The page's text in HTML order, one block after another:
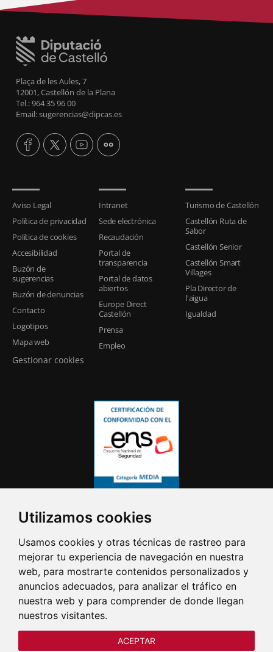
Utilizamos cookies
Usamos cookies y otras técnicas de rastreo para
mejorar tu experiencia de navegación en nuestra
web, para mostrarte contenidos personalizados y
anuncios adecuados, para analizar el tráfico en
nuestra web y para comprender de donde llegan
nuestros visitantes.
ACEPTAR
Plaça de les Aules, 7
12001, Castellón de la Plana
Tel.: 964 35 96 00
Email: sugerencias@dipcas.es
Aviso Legal
Política de privacidad
Política de cookies
Accesibilidad
Buzón de
sugerencias
Buzón de denuncias
Contacto
Logotipos
Mapa web
Gestionar cookies
Intranet
Sede electrónica
Recaudación
Portal de
transparencia
Portal de datos
abiertos
Europe Direct
Castellón
Prensa
Empleo
Turismo de Castellón
Castellón Ruta de
Sabor
Castellón Senior
Castellón Smart
Villages
Pla Director de
l'aigua
Igualdad